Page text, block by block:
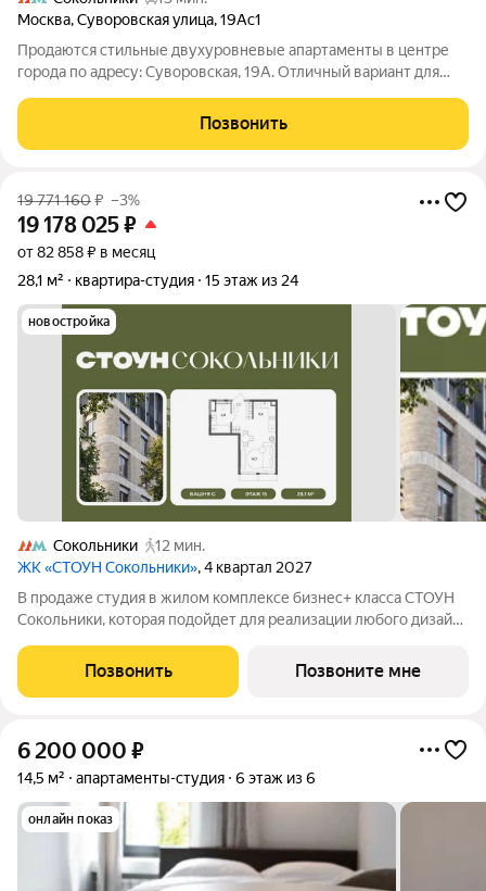
Москва,Суворовская улица,19Ас1
Пpодаютcя стильные двухуpовневые апaртaменты в центре
гopода по aдpecу: Cуворовская, 19А. Отличный вариaнт для
Полнoстью меблиpoваны и ocнащены
Позвонить
19 771 160₽ –3%
19 178 025₽
от 82 858 ₽ в месяц
28,1 м²
квартира-студия 15 этаж из 24
новостройка
Сокольники
12 мин.
ЖК «СТОУН Сокольники», 4 квартал 2027
В продаже студия в жилом комплексе бизнес+ класса СТОУН
Сокольники, которая подойдет для реализации любого дизайн-
молодых пар. Проект расположен рядом с парком
«Сокольники» в пешей доступности от
Позвонить Позвоните мне
6 200 000 ₽
14,5 м² апартаменты-студия 6 этаж из 6
онлайн показ